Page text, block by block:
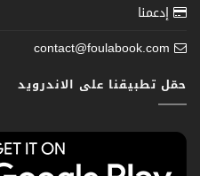
إدعمنا
contact@foulabook.com
حمّل تطبيقنا على الاندرويد